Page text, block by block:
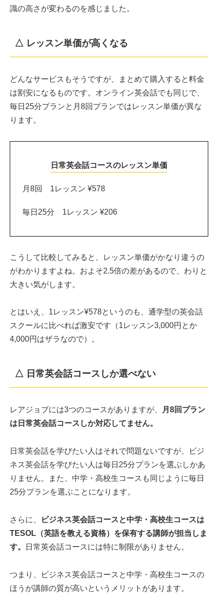
識の高さが変わるのを感じました。
△ レッスン単価が高くなる
どんなサービスもそうですが、まとめて購入すると料金
は割安になるものです。オンライン英会話でも同じで、
毎日25分プランと月8回プランではレッスン単価が異な
ります。
日常英会話コースのレッスン単価
月8回 1レッスン ¥578
毎日25分 1レッスン ¥206
こうして比較してみると、レッスン単価がかなり違うの
がわかりますよね。およそ2.5倍の差があるので、わりと
大きい気がします。
とはいえ、1レッスン¥578というのも、通学型の英会話
スクールに比べれば激安です（1レッスン3,000円とか
4,000円はザラなので）。
△ 日常英会話コースしか選べない
レアジョブには3つのコースがありますが、
月8回プラン
は日常英会話コースしか対応してません。
日常英会話を学びたい人はそれで問題ないですが、ビジ
ネス英会話を学びたい人は毎日25分プランを選ぶしかあ
りません。また、中学・高校生コースも同じように毎日
25分プランを選ぶことになります。
さらに、
ビジネス英会話コースと中学・高校生コースは
TESOL（英語を教える資格）を保有する講師が担当しま
す。
日常英会話コースには特に制限がありません。
つまり、ビジネス英会話コースと中学・高校生コースの
ほうが講師の質が高いというメリットがあります。